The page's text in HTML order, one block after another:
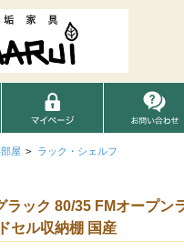
屋 > ラック・シェルフ
ラック 80/35 FMオープン
セル収納棚 国産